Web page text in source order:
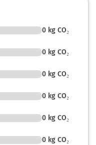
0 kg CO₂
0 kg CO₂
0 kg CO₂
0 kg CO₂
0 kg CO₂
0 kg CO₂